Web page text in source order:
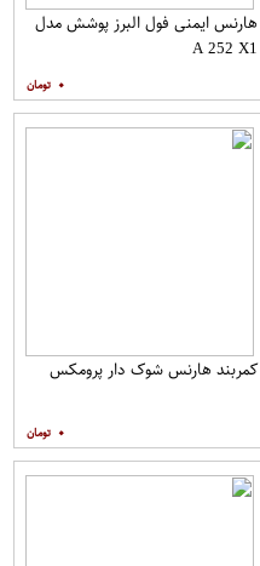
هارنس ایمنی فول البرز پوشش مدل
A 252 X1
۰
کمربند هارنس شوک دار پرومکس
۰